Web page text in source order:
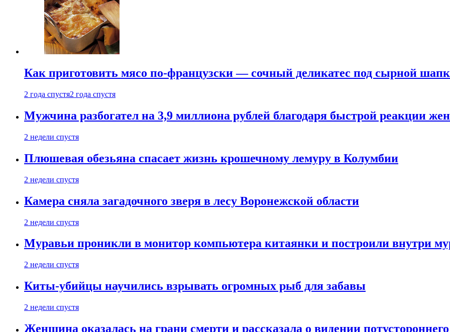
Как приготовить мясо по-французски — сочный деликатес под сырной
2 года спустя2 года спустя
Мужчина разбогател на 3,9 миллиона рублей благодаря быстрой реакции
2 недели спустя
Плюшевая обезьяна спасает жизнь крошечному лемуру в Колумбии
2 недели спустя
Камера сняла загадочного зверя в лесу Воронежской области
2 недели спустя
Муравьи проникли в монитор компьютера китаянки и построили внутри
2 недели спустя
Киты-убийцы научились взрывать огромных рыб для забавы
2 недели спустя
Женщина оказалась на грани смерти и рассказала о видении